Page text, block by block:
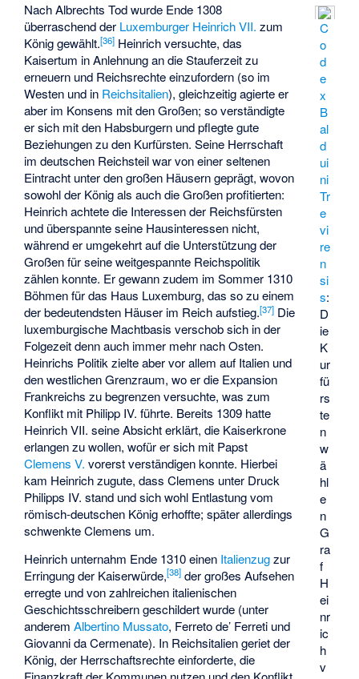
C
o
d
e
x
B
al
d
ui
ni
Tr
e
vi
re
n
si
s:
D
ie
K
ur
fü
rs
te
n
w
ä
hl
e
n
G
ra
f
H
ei
nr
ic
h
v
Nach Albrechts Tod wurde Ende 1308
überraschend der Luxemburger Heinrich VII. zum
König gewählt.[36] Heinrich versuchte, das
Kaisertum in Anlehnung an die Stauferzeit zu
erneuern und Reichsrechte einzufordern (so im
Westen und in Reichsitalien), gleichzeitig agierte er
aber im Konsens mit den Großen; so verständigte
er sich mit den Habsburgern und pflegte gute
Beziehungen zu den Kurfürsten. Seine Herrschaft
im deutschen Reichsteil war von einer seltenen
Eintracht unter den großen Häusern geprägt, wovon
sowohl der König als auch die Großen profitierten:
Heinrich achtete die Interessen der Reichsfürsten
und überspannte seine Hausinteressen nicht,
während er umgekehrt auf die Unterstützung der
Großen für seine weitgespannte Reichspolitik
zählen konnte. Er gewann zudem im Sommer 1310
Böhmen für das Haus Luxemburg, das so zu einem
der bedeutendsten Häuser im Reich aufstieg.[37] Die
luxemburgische Machtbasis verschob sich in der
Folgezeit denn auch immer mehr nach Osten.
Heinrichs Politik zielte aber vor allem auf Italien und
den westlichen Grenzraum, wo er die Expansion
Frankreichs zu begrenzen versuchte, was zum
Konflikt mit Philipp IV. führte. Bereits 1309 hatte
Heinrich VII. seine Absicht erklärt, die Kaiserkrone
erlangen zu wollen, wofür er sich mit Papst
Clemens V. vorerst verständigen konnte. Hierbei
kam Heinrich zugute, dass Clemens unter Druck
Philipps IV. stand und sich wohl Entlastung vom
römisch-deutschen König erhoffte; später allerdings
schwenkte Clemens um.
Heinrich unternahm Ende 1310 einen Italienzugzur
Erringung der Kaiserwürde,[38] der großes Aufsehen
erregte und von zahlreichen italienischen
Geschichtsschreibern geschildert wurde (unter
anderemAlbertino Mussato, Ferreto de’ Ferreti und
Giovanni da Cermenate). In Reichsitalien geriet der
König, der Herrschaftsrechte einforderte, die